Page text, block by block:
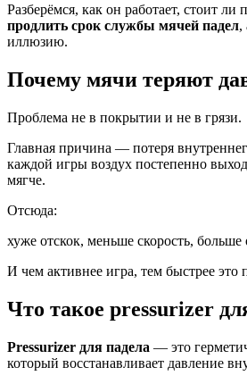
Разберёмся, как он работает, стоит ли
продлить срок службы мячей падел,
иллюзию.
Почему мячи теряют
Проблема не в покрытии и не в грязи.
Главная причина — потеря
каждой игры воздух постепенно
мягче.
Отсюда:
хуже отскок, меньше скорость,
И чем активнее игра, тем быстрее это
Что такое pressurizer
Pressurizer для падела — это
который восстанавливает давление